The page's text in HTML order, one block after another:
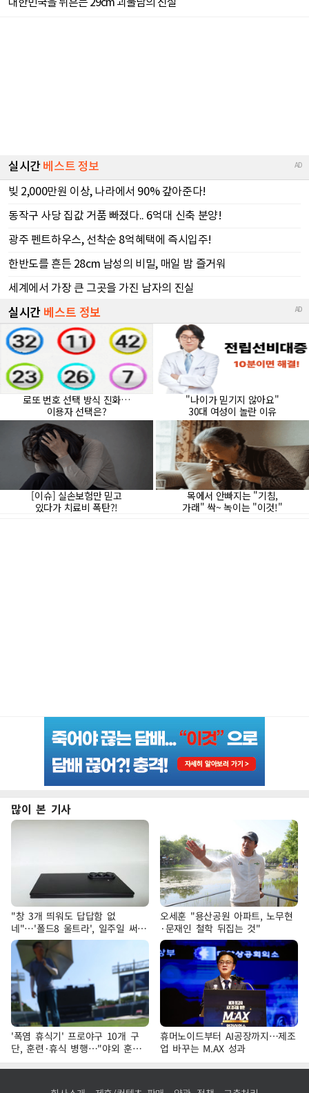
많이 본 기사
"창 3개 띄워도 답답함 없
네"…'폴드8 울트라', 일주일 써보
니
오세훈 "용산공원 아파트, 노무현
·문재인 철학 뒤집는 것"
'폭염 휴식기' 프로야구 10개 구
단, 훈련·휴식 병행…"야외 훈련
해도 안전 최우선"
휴머노이드부터 AI공장까지…제조
업 바꾸는 M.AX 성과